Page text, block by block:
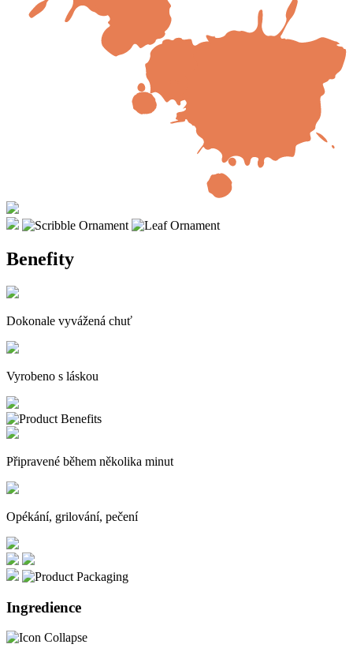
Benefity
Dokonale vyvážená chuť
Vyrobeno s láskou
Připravené během několika minut
Opékání, grilování, pečení
Ingredience